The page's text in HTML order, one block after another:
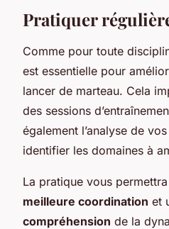
Pratiquer
Comme pour toute
est essentielle pour
lancer de marteau. Cela
des sessions
également l’analyse de
identifier les domaines à
La pratique vous
meilleure coordination et
compréhension de la